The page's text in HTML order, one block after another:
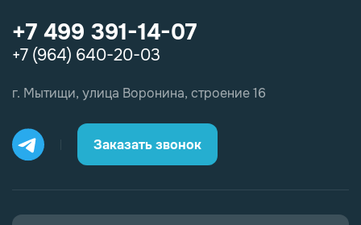
+7 499 391-14-07
+7 (964) 640-20-03
г. Мытищи, улица Воронина, строение 16
Заказать звонок